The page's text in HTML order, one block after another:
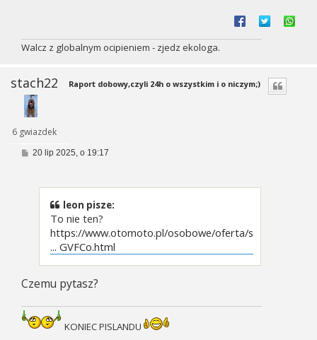
Walcz z globalnym ocipieniem - zjedz ekologa.
stach22
6 gwiazdek
Raport dobowy,czyli 24h o wszystkim i o niczym;)
P20 lip 2025, o 19:17
leon pisze:
To nie ten?
https://www.otomoto.pl/osobowe/oferta/s
... GVFCo.html
Czemu pytasz?
KONIEC PISLANDU